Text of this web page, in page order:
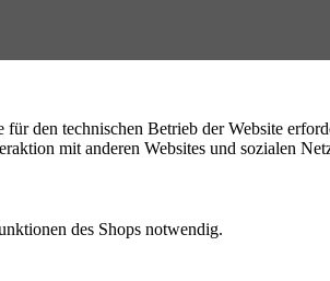
für den technischen Betrieb der Website
mit anderen Websites und sozialen
des Shops notwendig.